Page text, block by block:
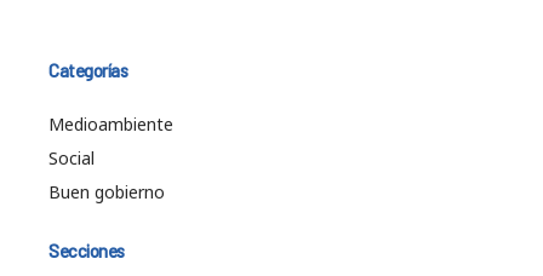
Categorías
Medioambiente
Social
Buen gobierno
Secciones